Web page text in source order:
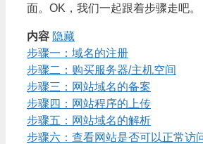
面。OK，我们一起跟着步骤走吧。
内容 隐藏
步骤一：域名的注册
步骤二：购买服务器/主机空间
步骤三：网站域名的备案
步骤四：网站程序的上传
步骤五：网站域名的解析
步骤六：查看网站是否可以正常访